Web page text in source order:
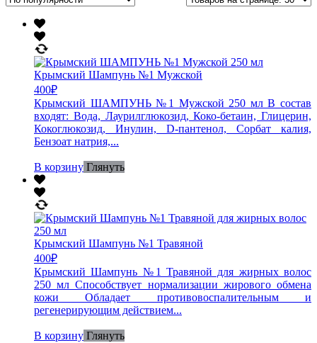
Крымский Шампунь №1 Мужской
400₽
Крымский ШАМПУНЬ №1 Мужской 250 мл В состав
входят: Вода, Лаурилглюкозид, Коко-бетаин, Глицерин,
Кокоглюкозид, Инулин, D-пантенол, Сорбат калия,
Бензоат натрия,...
В корзину Глянуть
Крымский Шампунь №1 Травяной
400₽
Крымский Шампунь №1 Травяной для жирных волос
250 мл Способствует нормализации жирового обмена
кожи Обладает противовоспалительным и
регенерирующим действием...
В корзину Глянуть